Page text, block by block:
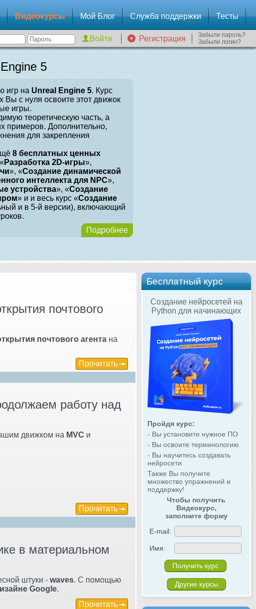
Видеокурсы Мой Блог Служба поддержки Тесты
Регистрация
Забыли пароль?
Забыли логин?
5
игр на Unreal Engine 5. Курс
Вы с нуля освоите этот движок
игры.
теоретическую часть, а
примеров. Дополнительно,
для закрепления
8 бесплатных ценных
Разработка 2D-игры»,
», «Создание динамической
интеллекта для NPC»,
устройства», «Создание
» и и весь курс «Создание
и в 5-й версии), включающий
Подробнее
Бесплатный курс
Создание нейросетей на
Python для начинающих
Пройдя курс:
- Вы установите нужное ПО
- Вы освоите терминологию
- Вы научитесь создавать
нейросети
Также Вы получите
множество упражнений и
поддержку!
Чтобы получить
Видеокурс,
заполните форму
E-mail:
Имя:
Другие курсы
почтового
почтового агента на
Прочитать
работу над
движком на MVC и
Прочитать
в материальном
штуки - waves. С помощью
Google.
Прочитать